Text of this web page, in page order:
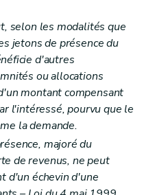
générales
certains actes des autorités communales de Comines-Warneton et de Fourons
selon les modalités que
jetons de présence du
d'autres
ou allocations
montant compensant
l'intéressé, pourvu que le
la demande.
majoré du
de revenus, ne peut
d'un échevin d'une